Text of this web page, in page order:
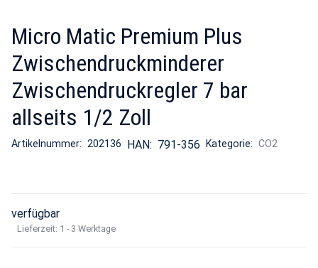
Micro Matic Premium Plus
Zwischendruckminderer
Zwischendruckregler 7 bar
allseits 1/2 Zoll
Artikelnummer: 202136 HAN: 791-356 Kategorie: CO2
verfügbar
Lieferzeit: 1 - 3 Werktage